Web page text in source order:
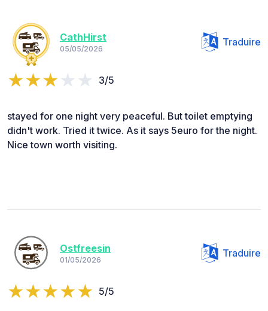
CathHirst
05/05/2026
Traduire
3/5
stayed for one night very peaceful. But toilet emptying
didn't work. Tried it twice. As it says 5euro for the night.
Nice town worth visiting.
Ostfreesin
01/05/2026
Traduire
5/5